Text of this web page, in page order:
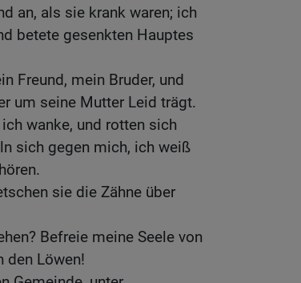
an, als sie krank waren; ich
betete gesenkten Hauptes
Freund, mein Bruder, und
um seine Mutter Leid trägt.
wanke, und rotten sich
sich gegen mich, ich weiß
sie die Zähne über
Befreie meine Seele von
den Löwen!